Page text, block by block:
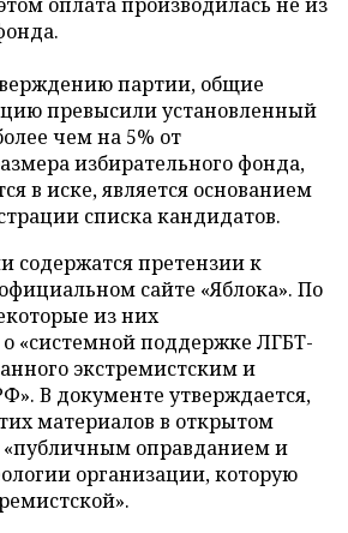
партии, общие
превысили установленный
чем на 5% от
избирательного фонда,
в иске, является основанием
списка кандидатов.
содержатся претензии к
сайте «Яблока». По
из них
о «системной поддержке ЛГБТ-
экстремистским и
В документе утверждается,
материалов в открытом
«публичным оправданием и
организации, которую